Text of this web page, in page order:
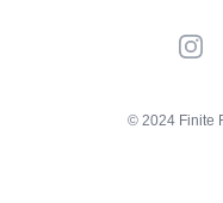
© 2024 Finite